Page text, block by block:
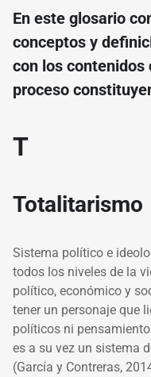
En este glosario
conceptos y
con los contenidos
proceso
T
Totalitarismo
Sistema político e
todos los niveles de la
político, económico y
tener un personaje que
políticos ni
es a su vez un sistema
(García y Contreras,